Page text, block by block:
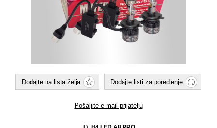
Dodajte na lista želja Dodajte listi za poredjenje
Pošaljite e-mail prijatelju